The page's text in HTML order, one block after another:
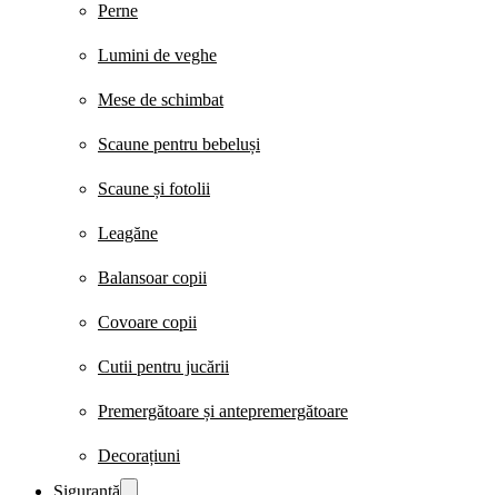
Perne
Lumini de veghe
Mese de schimbat
Scaune pentru bebeluși
Scaune și fotolii
Leagăne
Balansoar copii
Covoare copii
Cutii pentru jucării
Premergătoare și antepremergătoare
Decorațiuni
Siguranță